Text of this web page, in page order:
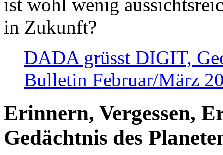
ist wohl wenig
in Zukunft?
DADA grüsst DIGIT,
Bulletin Februar/März
Erinnern, Vergessen,
Gedächtnis des